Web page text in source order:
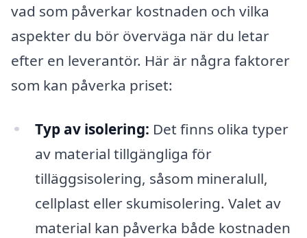
vad som påverkar kostnaden och vilka
aspekter du bör överväga när du letar
efter en leverantör. Här är några faktorer
som kan påverka priset:
Typ av isolering: Det finns olika typer
av material tillgängliga för
tilläggsisolering, såsom mineralull,
cellplast eller skumisolering. Valet av
material kan påverka både kostnaden